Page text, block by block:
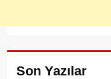
Son Yazılar